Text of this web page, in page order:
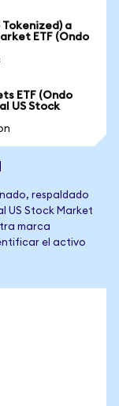
Tokenized) a
ETF (Ondo
ETF (Ondo
US Stock
respaldado
US Stock Market
marca
el activo